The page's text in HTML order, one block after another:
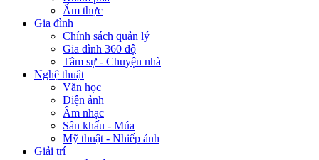
Ẩm thực
Gia đình
Chính sách quản lý
Gia đình 360 độ
Tâm sự - Chuyện nhà
Nghệ thuật
Văn học
Điện ảnh
Âm nhạc
Sân khấu - Múa
Mỹ thuật - Nhiếp ảnh
Giải trí